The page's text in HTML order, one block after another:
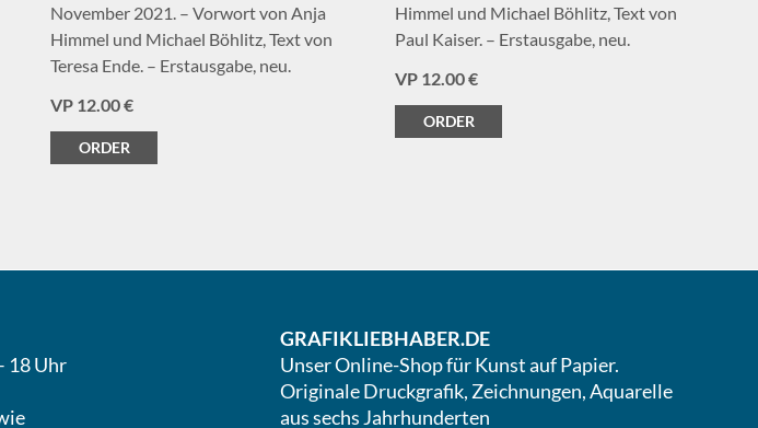
November 2021. – Vorwort von Anja
Himmel und Michael Böhlitz, Text von
Teresa Ende. – Erstausgabe, neu.
VP 12.00 €
ORDER
Himmel und Michael Böhlitz, Text von
Paul Kaiser. – Erstausgabe, neu.
VP 12.00 €
ORDER
18 Uhr
GRAFIKLIEBHABER.DE
Unser Online-Shop für Kunst auf Papier.
Originale Druckgrafik, Zeichnungen, Aquarelle
aus sechs Jahrhunderten